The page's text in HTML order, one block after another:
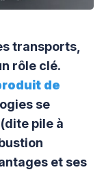
transports,
rôle clé.
de
se
pile à
et ses